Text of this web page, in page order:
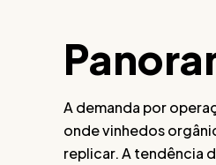
A demanda por
onde vinhedos
replicar. A tendência